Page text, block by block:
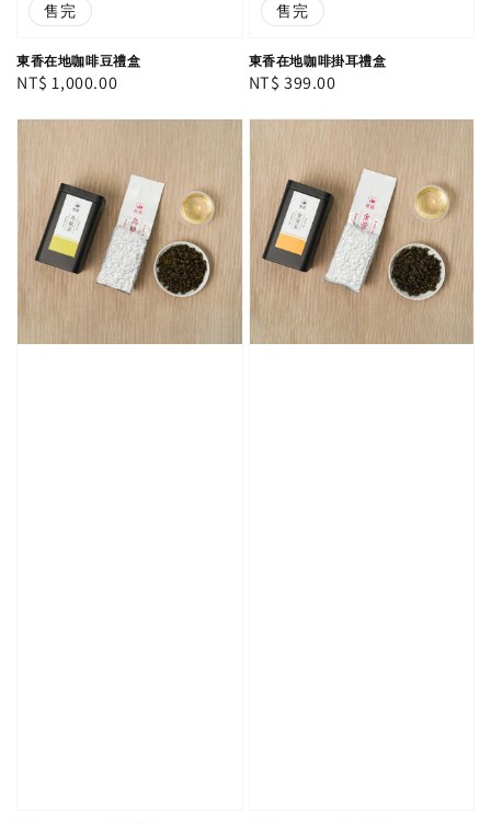
售完
東香在地咖啡豆禮盒
Regular
NT$ 1,000.00
售完
東香在地咖啡掛耳禮盒
Regular
NT$ 399.00